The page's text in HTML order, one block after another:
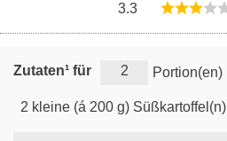
3.3
Zutaten¹ für Portion(en)
2 kleine (á 200 g) Süßkartoffel(n)